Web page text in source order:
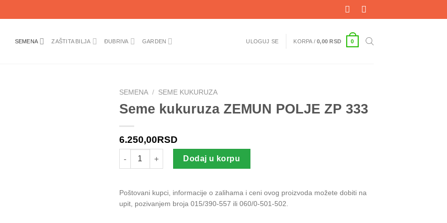
SEMENA ZAŠTITA BILJA ĐUBRIVA GARDEN ULOGUJ SE KORPA /0,00 RSD 0
SEMENA / SEME KUKURUZA
Seme kukuruza ZEMUN POLJE ZP 333
6.250,00RSD
Seme kukuruza ZEMUN POLJE ZP 333 količina
Dodaj u korpu
Poštovani kupci, informacije o zalihama i ceni ovog proizvoda možete dobiti na
upit, pozivanjem broja 015/390-557 ili 060/0-501-502.